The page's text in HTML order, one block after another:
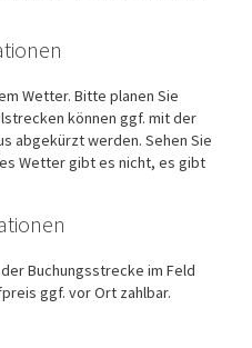
Wetter. Bitte planen Sie
können ggf. mit der
abgekürzt werden. Sehen Sie
Wetter gibt es nicht, es gibt
Buchungsstrecke im Feld
ggf. vor Ort zahlbar.